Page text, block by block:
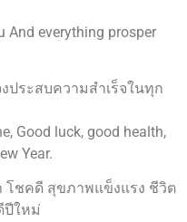
And everything prosper
ระสบความสำเร็จในทุก
Good luck, good health,
Year.
ชคดี สุขภาพแข็งแรง ชีวิต
ปีใหม่